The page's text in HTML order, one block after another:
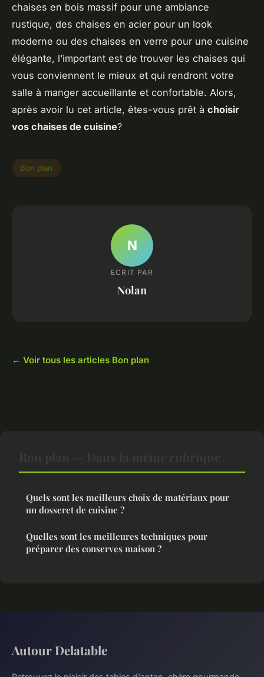
chaises en bois massif pour une ambiance
rustique, des chaises en acier pour un look
moderne ou des chaises en verre pour une cuisine
élégante, l’important est de trouver les chaises qui
vous conviennent le mieux et qui rendront votre
salle à manger accueillante et confortable. Alors,
après avoir lu cet article, êtes-vous prêt à choisir
vos chaises de cuisine?
Bon plan
N
ECRIT PAR
Nolan
← Voir tous les articles Bon plan
Quels sont les meilleurs choix de matériaux pour
un dosseret de cuisine ?
Quelles sont les meilleures techniques pour
préparer des conserves maison ?
Autour Delatable